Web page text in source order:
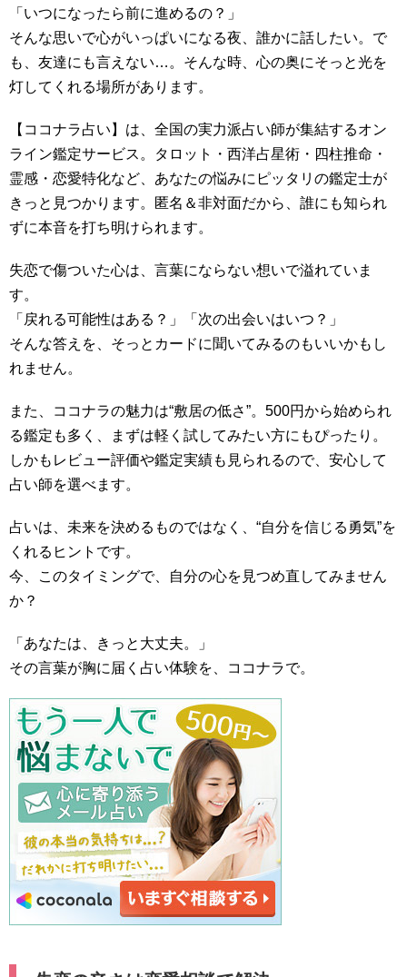
「いつになったら前に進めるの？」
そんな思いで心がいっぱいになる夜、誰かに話したい。で
も、友達にも言えない…。そんな時、心の奥にそっと光を
灯してくれる場所があります。
【ココナラ占い】は、全国の実力派占い師が集結するオン
ライン鑑定サービス。タロット・西洋占星術・四柱推命・
霊感・恋愛特化など、あなたの悩みにピッタリの鑑定士が
きっと見つかります。匿名＆非対面だから、誰にも知られ
ずに本音を打ち明けられます。
失恋で傷ついた心は、言葉にならない想いで溢れていま
す。
「戻れる可能性はある？」「次の出会いはいつ？」
そんな答えを、そっとカードに聞いてみるのもいいかもし
れません。
また、ココナラの魅力は“敷居の低さ”。500円から始められ
る鑑定も多く、まずは軽く試してみたい方にもぴったり。
しかもレビュー評価や鑑定実績も見られるので、安心して
占い師を選べます。
占いは、未来を決めるものではなく、“自分を信じる勇気”を
くれるヒントです。
今、このタイミングで、自分の心を見つめ直してみません
か？
「あなたは、きっと大丈夫。」
その言葉が胸に届く占い体験を、ココナラで。